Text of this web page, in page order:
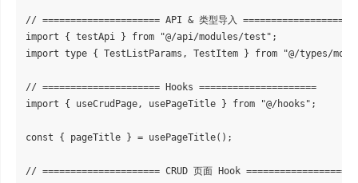
// ===================== API & 类型导入
import { testApi } from "@/api/modules/test";
import type { TestListParams, TestItem } from "@/types/
// ===================== Hooks =====================
import { useCrudPage, usePageTitle } from "@/hooks";
const { pageTitle } = usePageTitle();
// ===================== CRUD 页面 Hook